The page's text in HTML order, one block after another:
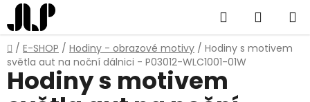
Přejít
na
obsah
Hledat
KOŠÍK
Domů
/ E-SHOP / Hodiny - obrazové motivy / Hodiny s motivem
světla aut na noční dálnici - P03012-WLC1001-01W
Hodiny s motivem